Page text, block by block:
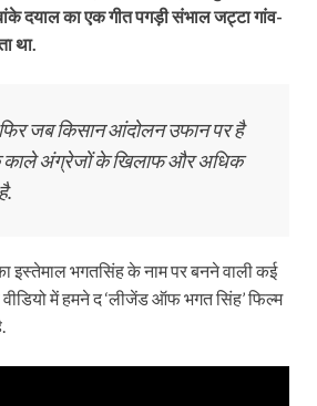
दयाल का एक गीत पगड़ी संभाल जट्टा गांव-
था.
जब किसान आंदोलन उफान पर है
काले अंग्रेजों के खिलाफ और अधिक
इस्तेमाल भगतसिंह के नाम पर बनने वाली कई
वीडियो में हमने द ‘लीजेंड ऑफ भगत सिंह’ फिल्म